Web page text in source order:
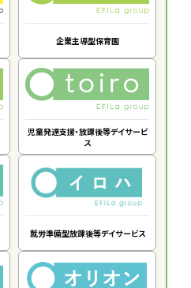
企業主導型保育園
児童発達支援・放課後等デイサービ
ス
就労準備型放課後等デイサービス